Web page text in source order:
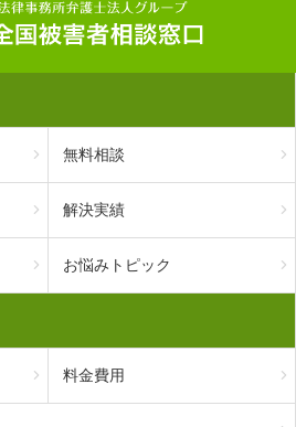
無料相談
解決実績
お悩みトピック
料金費用